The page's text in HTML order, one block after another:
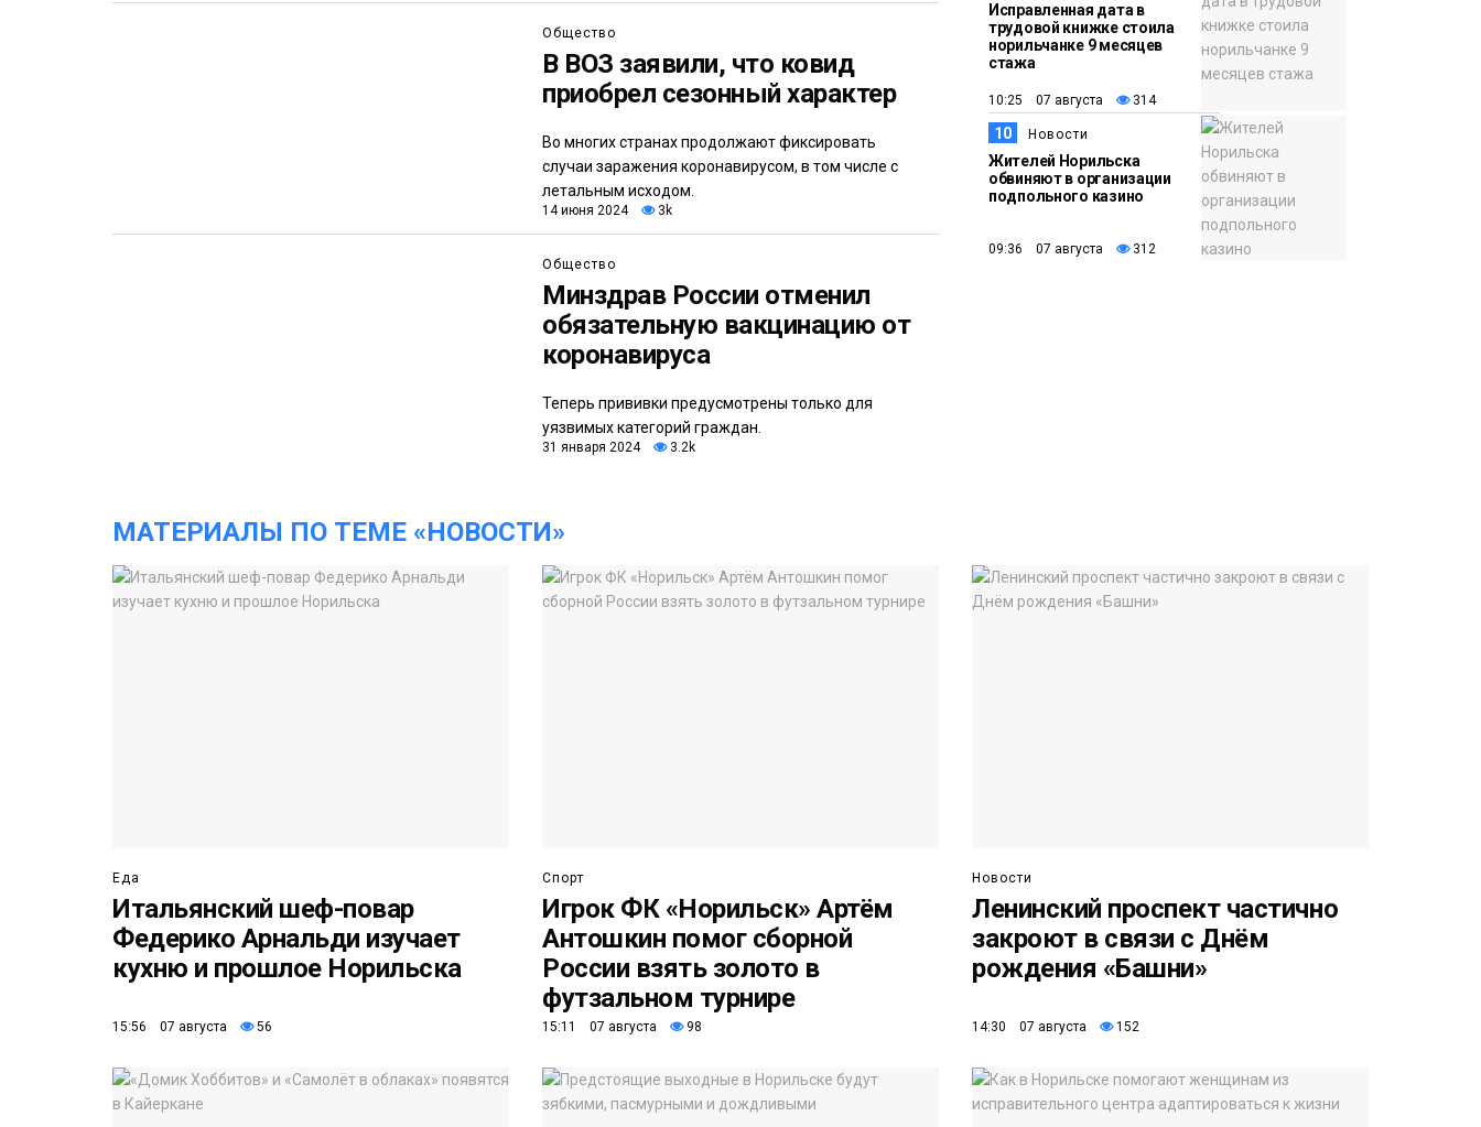
Общество
В ВОЗ заявили, что ковид
приобрел сезонный характер
Во многих странах продолжают фиксировать
случаи заражения коронавирусом, в том числе с
летальным исходом.
14 июня 2024 3k
Общество
Минздрав России отменил
обязательную вакцинацию от
коронавируса
Теперь прививки предусмотрены только для
уязвимых категорий граждан.
31 января 2024 3.2k
Исправленная дата в
трудовой книжке стоила
норильчанке 9 месяцев
стажа
10:25 07 августа 314
10 Новости
Жителей Норильска
обвиняют в организации
подпольного казино
09:36 07 августа 312
МАТЕРИАЛЫ ПО ТЕМЕ «НОВОСТИ»
Еда
Итальянский шеф-повар
Федерико Арнальди изучает
кухню и прошлое Норильска
15:56 07 августа 56
Спорт
Игрок ФК «Норильск» Артём
Антошкин помог сборной
России взять золото в
футзальном турнире
15:11 07 августа 98
Новости
Ленинский проспект частично
закроют в связи с Днём
рождения «Башни»
14:30 07 августа 152